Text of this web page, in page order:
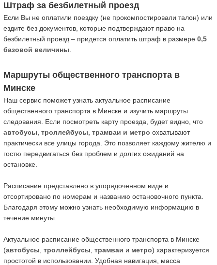
Штраф за безбилетный проезд
Если Вы не оплатили поездку (не прокомпостировали талон) или
ездите без документов, которые подтверждают право на
безбилетный проезд – придется оплатить штраф в размере 0,5
базовой величины.
Маршруты общественного транспорта в
Минске
Наш сервис поможет узнать актуальное расписание
общественного транспорта в Минске и изучить маршруты
следования. Если посмотреть карту проезда, будет видно, что
автобусы, троллейбусы, трамваи и метро охватывают
практически все улицы города. Это позволяет каждому жителю и
гостю передвигаться без проблем и долгих ожиданий на
остановке.
Расписание представлено в упорядоченном виде и
отсортировано по номерам и названию остановочного пункта.
Благодаря этому можно узнать необходимую информацию в
течение минуты.
Актуальное расписание общественного транспорта в Минске
(автобусы троллейбусы трамваи и метро) характеризуется
простотой в использовании. Удобная навигация, масса